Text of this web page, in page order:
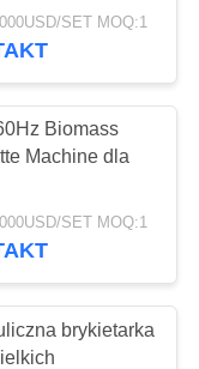
z
z biomasy w
SET MOQ:1
Biomass
Machine dla
SET MOQ:1
brykietarka